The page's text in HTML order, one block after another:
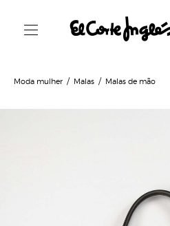
Moda mulher Malas Malas de mão